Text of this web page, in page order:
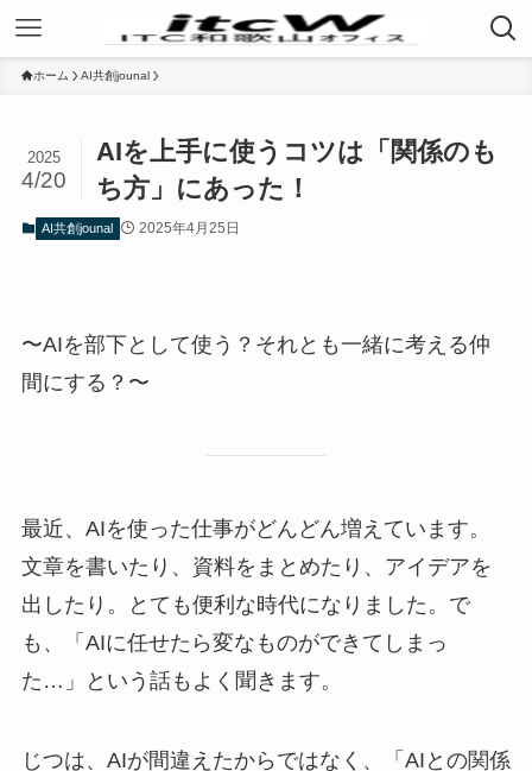
ホーム AI共創jounal
AIを上手に使うコツは「関係のも
ち方」にあった！
2025
4/20
AI共創jounal 2025年4月25日
〜AIを部下として使う？それとも一緒に考える仲
間にする？〜
最近、AIを使った仕事がどんどん増えています。
文章を書いたり、資料をまとめたり、アイデアを
出したり。とても便利な時代になりました。で
も、「AIに任せたら変なものができてしまっ
た…」という話もよく聞きます。
じつは、AIが間違えたからではなく、「AIとの関係